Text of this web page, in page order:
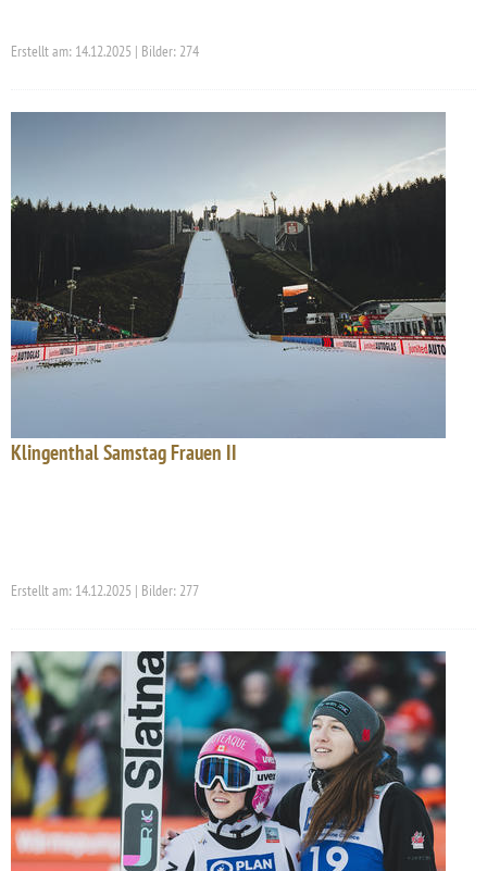
Erstellt am: 14.12.2025 | Bilder: 274
Klingenthal Samstag Frauen II
Erstellt am: 14.12.2025 | Bilder: 277